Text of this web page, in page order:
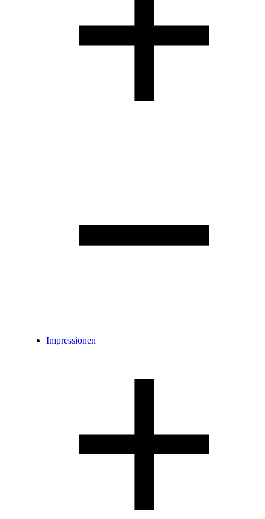
Impressionen